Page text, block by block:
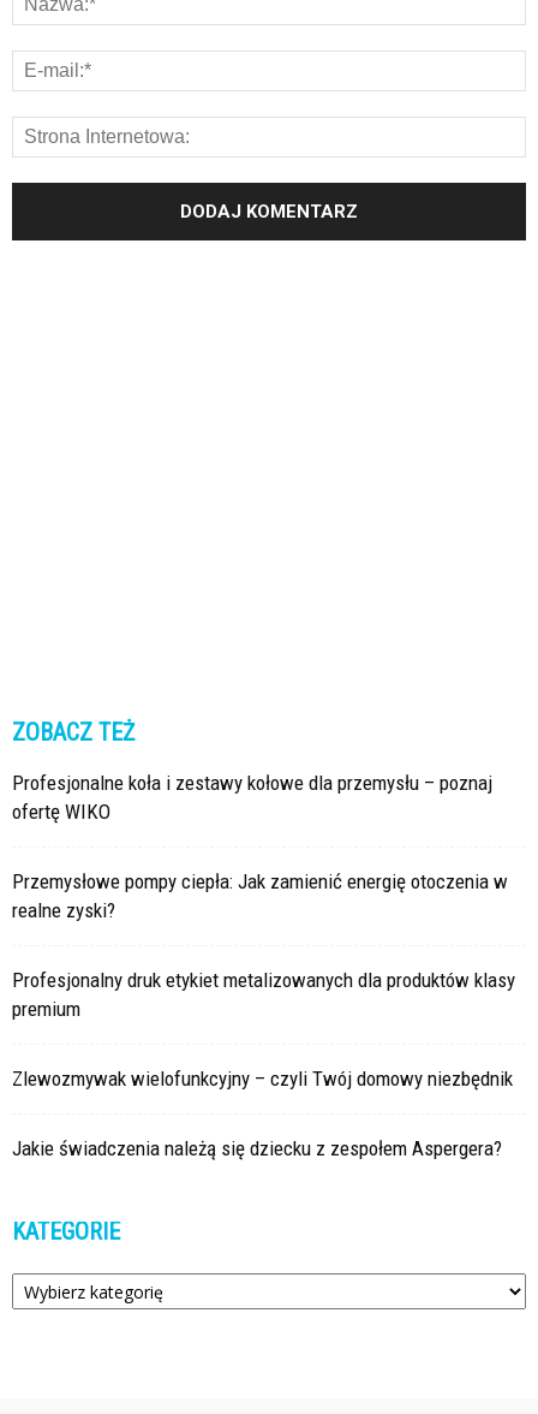
ZOBACZ TEŻ
Profesjonalne koła i zestawy kołowe dla przemysłu – poznaj
ofertę WIKO
Przemysłowe pompy ciepła: Jak zamienić energię otoczenia w
realne zyski?
Profesjonalny druk etykiet metalizowanych dla produktów klasy
premium
Zlewozmywak wielofunkcyjny – czyli Twój domowy niezbędnik
Jakie świadczenia należą się dziecku z zespołem Aspergera?
KATEGORIE
Kategorie